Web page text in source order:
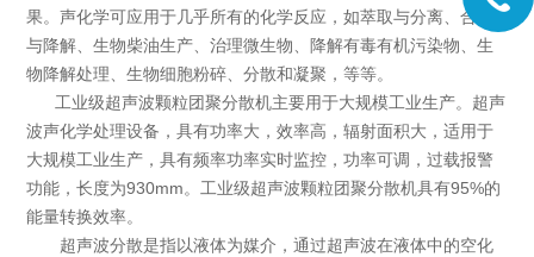
果。声化学可应用于几乎所有的化学反应，如萃取与分离、合成
与降解、生物柴油生产、治理微生物、降解有毒有机污染物、生
物降解处理、生物细胞粉碎、分散和凝聚，等等。
工业级超声波颗粒团聚分散机主要用于大规模工业生产。超声
波声化学处理设备，具有功率大，效率高，辐射面积大，适用于
大规模工业生产，具有频率功率实时监控，功率可调，过载报警
功能，长度为930mm。工业级超声波颗粒团聚分散机具有95%的
能量转换效率。
超声波分散是指以液体为媒介，通过超声波在液体中的空化